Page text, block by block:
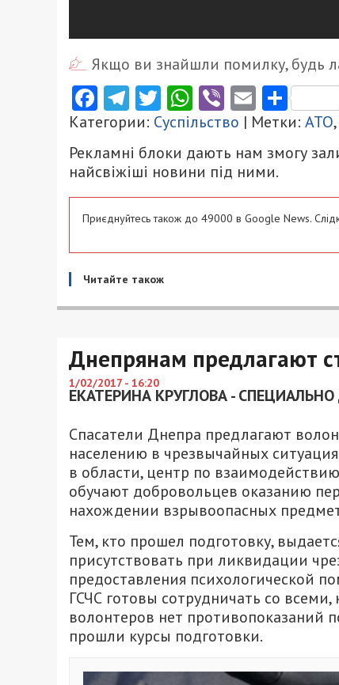
Якщо ви знайшли помилку, будь
Facebook
Telegram
Twitter
WhatsApp
ViberEmail
Категории: Суспільство | Метки: АТО,
Рекламні блоки дають нам змогу
найсвіжіші новини під ними.
Приєднуйтесь також до 49000 в Google News.
Читайте також
Днепрянам предлагают
1/02/2017 - 16:20
ЕКАТЕРИНА КРУГЛОВА - СПЕЦИАЛЬНО
Спасатели Днепра предлагают
населению в чрезвычайных
в области, центр по
обучают добровольцев оказанию
нахождении взрывоопасных
Тем, кто прошел подготовку,
присутствовать при ликвидации
предоставления психологической
ГСЧС готовы сотрудничать со
волонтеров нет противопоказаний
прошли курсы подготовки.